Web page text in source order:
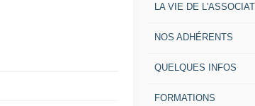
LA VIE DE
NOS ADHÉRENTS
QUELQUES INFOS
FORMATIONS